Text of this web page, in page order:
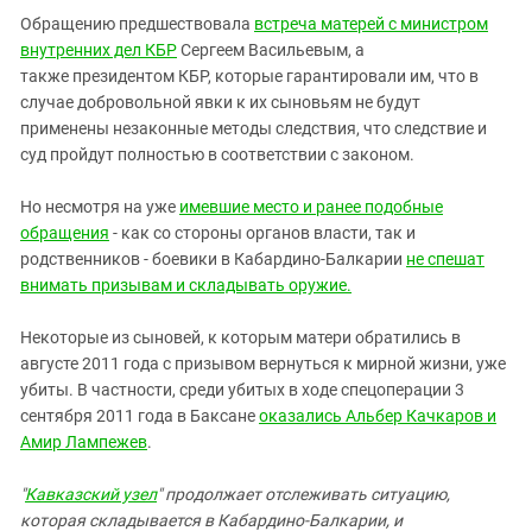
Обращению предшествовала встреча матерей с министром
внутренних дел КБРСергеем Васильевым, а
также президентом КБР, которые гарантировали им, что в
случае добровольной явки к их сыновьям не будут
применены незаконные методы следствия, что следствие и
суд пройдут полностью в соответствии с законом.
Но несмотря на уже имевшие место и ранее подобные
обращения - как со стороны органов власти, так и
родственников - боевики в Кабардино-Балкарии не спешат
внимать призывам и складывать оружие.
Некоторые из сыновей, к которым матери обратились в
августе 2011 года с призывом вернуться к мирной жизни, уже
убиты. В частности, среди убитых в ходе спецоперации 3
сентября 2011 года в Баксанеоказались Альбер Качкаров и
Амир Лампежев.
"Кавказский узел" продолжаетотслеживать ситуацию,
которая складывается в Кабардино-Балкарии, и